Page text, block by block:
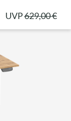
UVP629,00 €